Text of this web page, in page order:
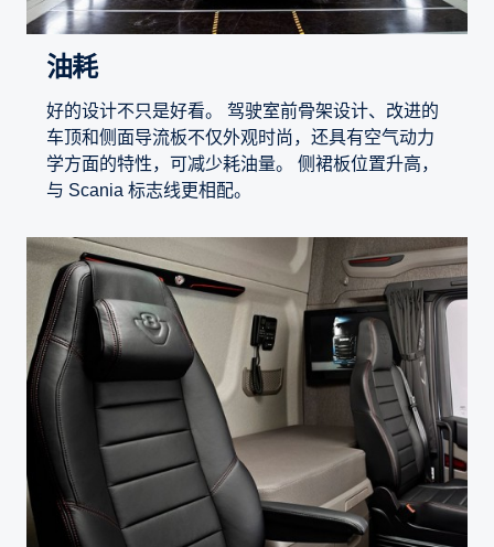
油耗
好的设计不只是好看。 驾驶室前骨架设计、改进的
车顶和侧面导流板不仅外观时尚，还具有空气动力
学方面的特性，可减少耗油量。 侧裙板位置升高，
与 Scania 标志线更相配。